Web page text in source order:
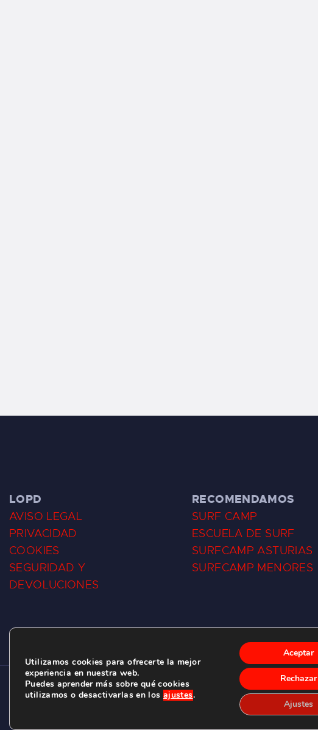
LOPD
AVISO LEGAL
PRIVACIDAD
COOKIES
SEGURIDAD Y
DEVOLUCIONES
RECOMENDAMOS
SURF CAMP
ESCUELA DE SURF
SURFCAMP ASTURIAS
SURFCAMP MENORES
CLUB DE SURF LAS DUNAS ©2026.
C/ BERNARDO ÁLVAREZ GALAN 1, SALINAS (ASTURIAS)
Utilizamos cookies para ofrecerte la mejor
experiencia en nuestra web.
Puedes aprender más sobre qué cookies
utilizamos o desactivarlas en los ajustes.
Aceptar
Rechazar
Ajustes